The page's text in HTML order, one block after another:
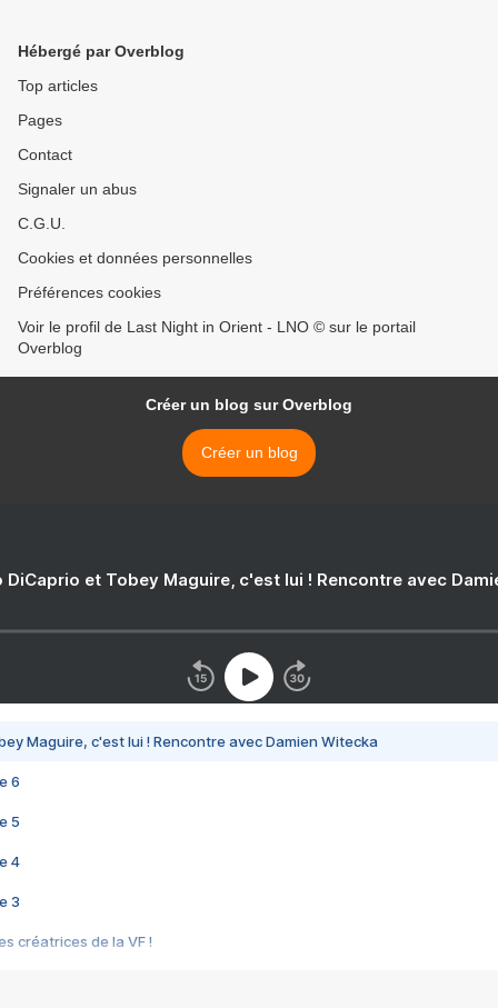
Hébergé par Overblog
Top articles
Pages
Contact
Signaler un abus
C.G.U.
Cookies et données personnelles
Préférences cookies
Voir le profil de Last Night in Orient - LNO © sur le portail
Overblog
Créer un blog sur Overblog
Créer un blog
DiCaprio et Tobey Maguire, c'est lui ! Rencontre avec
Maguire, c'est lui ! Rencontre avec Damien Witecka
6
5
4
3
créatrices de la VF !